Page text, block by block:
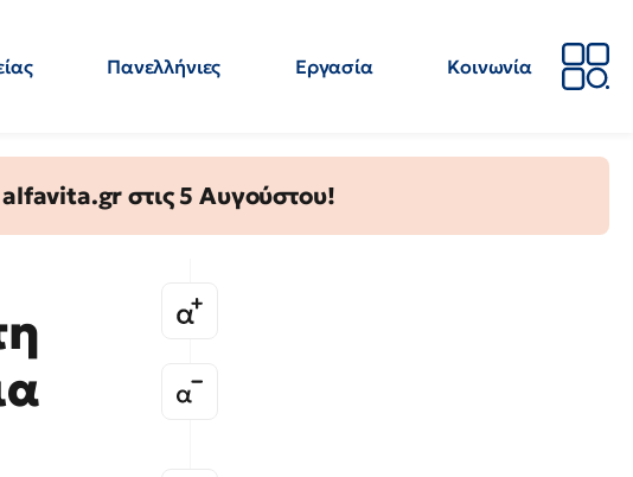
Πανελλήνιες Εργασία
Κοινωνία
στις 5 Αυγούστου!